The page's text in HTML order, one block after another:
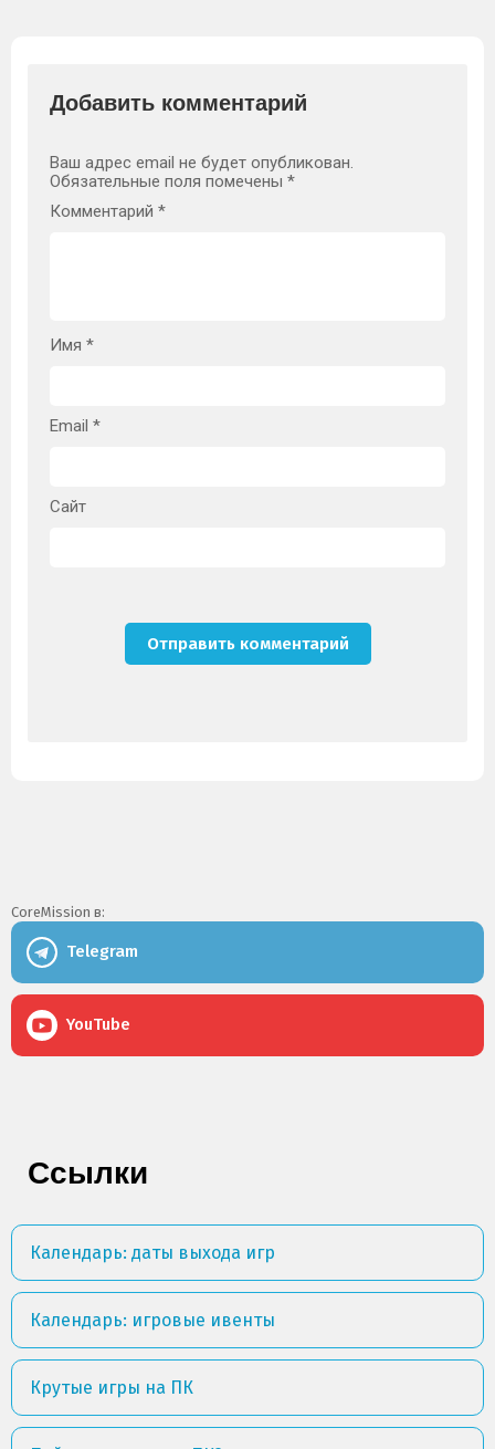
Добавить комментарий
Ваш адрес email не будет опубликован.
Обязательные поля помечены *
Комментарий *
Имя *
Email *
Сайт
CoreMission в:
Telegram
YouTube
Ссылки
Календарь: даты выхода игр
Календарь: игровые ивенты
Крутые игры на ПК